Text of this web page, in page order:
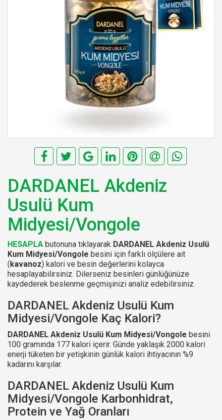
DARDANEL Akdeniz
Usulü Kum
Midyesi/Vongole
HESAPLA butonuna tıklayarak DARDANEL Akdeniz Usulü
Kum Midyesi/Vongole besini için farklı ölçülere ait
(kavanoz) kalori ve besin değerlerini kolayca
hesaplayabilirsiniz. Dilerseniz besinleri günlüğünüze
kaydederek beslenme geçmişinizi analiz edebilirsiniz.
DARDANEL Akdeniz Usulü Kum
Midyesi/Vongole Kaç Kalori?
DARDANEL Akdeniz Usulü Kum Midyesi/Vongole besini
100 gramında 177 kalori içerir. Günde yaklaşık 2000 kalori
enerji tüketen bir yetişkinin günlük kalori ihtiyacının %9
kadarını karşılar.
DARDANEL Akdeniz Usulü Kum
Midyesi/Vongole Karbonhidrat,
Protein ve Yağ Oranları